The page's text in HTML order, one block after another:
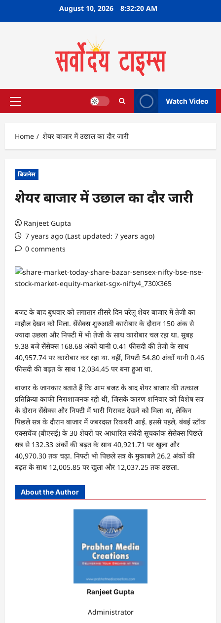
August 10, 2026 8:32:21 AM
Primary
Watch Video
Home शेयर बाजार में उछाल का दौर जारी
बिजनेस
शेयर बाजार में उछाल का दौर जारी
Ranjeet Gupta
7 years ago (Last updated: 7 years ago)
0 comments
बजट के बाद बुधवार को लगातार तीसरे दिन घरेलू शेयर बाजार में तेजी का
माहौल देखन को मिला. सेंसेक्स शुरुआती कारोबार के दौरान 150 अंक से
ज्यादा उछला और निफ्टी में भी तेजी के साथ कारोबार चल रहा था. सुबह
9.38 बजे सेंसेक्स 168.68 अंकों यानी 0.41 फीसदी की तेजी के साथ
40,957.74 पर कारोबार कर रहा था. वहीं, निफ्टी 54.80 अंकों यानी 0.46
फीसदी की बढ़त के साथ 12,034.45 पर बना हुआ था.
बाजार के जानकार बताते हैं कि आम बजट के बाद शेयर बाजार की तत्काल
प्रतिक्रिया काफी निराशाजनक रही थी, जिसके कारण शनिवार को विशेष सत्र
के दौरान सेंसेक्स और निफ्टी में भारी गिरावट देखने को मिला था, लेकिन
पिछले सत्र के दौरान बाजार में जबरदस्त रिकवरी आई. इससे पहले, बंबई स्टॉक
एक्सचेंज (बीएसई) के 30 शेयरों पर आधारित संवेदी सूचकांक सेंसेक्स पिछले
सत्र से 132.33 अंकों की बढ़त के साथ 40,921.71 पर खुला और
40,970.30 तक चढ़ा. निफ्टी भी पिछले सत्र के मुकाबले 26.2 अंकों की
बढ़त के साथ 12,005.85 पर खुला और 12,037.25 तक उछला.
About the Author
Ranjeet Gupta
Administrator